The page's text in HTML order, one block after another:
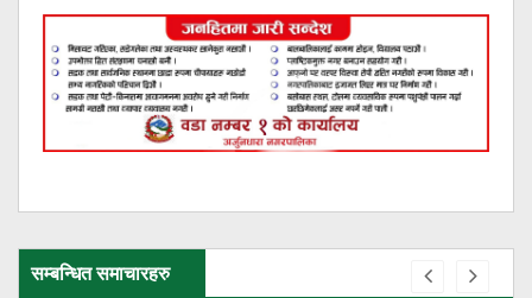
सम्बन्धित समाचारहरु